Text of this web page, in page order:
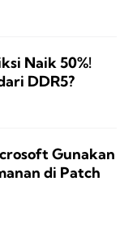
Naik 50%!
DDR5?
Gunakan
di Patch